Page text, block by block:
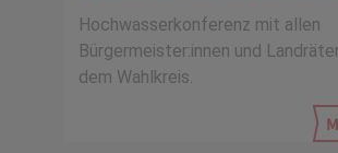
Hochwasserkonferenz mit allen
Bürgermeister:innen und
dem Wahlkreis.